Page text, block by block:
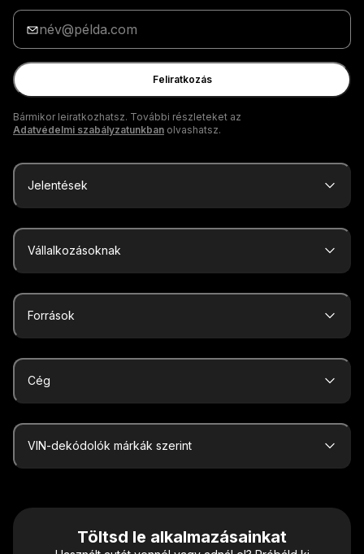
Adja
meg
az
e-
mail
címét
Feliratkozás
Bármikor leiratkozhatsz. További részleteket az
Adatvédelmi szabályzatunkban olvashatsz.
Jelentések
Vállalkozásoknak
Források
Cég
VIN-dekódolók márkák szerint
Töltsd le alkalmazásainkat